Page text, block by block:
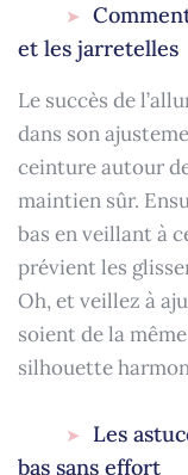
et les jarretelles
Le succès de
dans son
ceinture autour
maintien sûr.
bas en veillant à
prévient les
Oh, et veillez à
soient de la
silhouette
Les
bas sans effort